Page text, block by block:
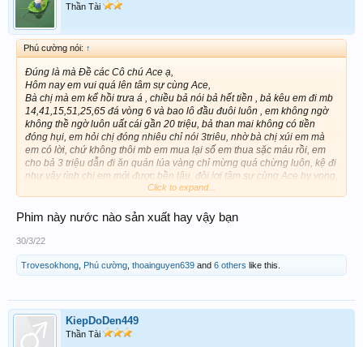
Thần Tài
Phú cường nói: ↑
Đúng là mà Đề các Cô chú Ace ạ,
Hôm nay em vui quá lên tâm sự cùng Ace,
Bà chị mà em kể hồi trưa á , chiều bả nói bả hết tiền , bả kêu em đi mb
14,41,15,51,25,65 đá vòng 6 và bao lô đầu đuôi luôn , em không ngờ
không thề ngờ luôn uất cái gần 20 triệu, bả than mai không có tiền
đóng hụi, em hỏi chị đóng nhiêu chỉ nói 3triêu, nhờ bà chị xúi em mà
em có lời, chứ không thôi mb em mua lại số em thua sặc máu rồi, em
cho bả 3 triệu dẫn đi ăn quán lúa vàng chỉ mừng quá chừng luôn, kệ đi
như vậy tình chị em mới được bền lâu, đôi lơi tâm sự cùng Ace hy vọng,
mai win tiếp em hứa cho bà chị 2 triệu đóng tiền học cho con chị liền,
hứa uy tín , chứ không có khu quẹt à nha
Click to expand...
Phim này nước nào sản xuất hay vậy bạn
30/3/22
Trovesokhong Phú cường thoainguyen639 and 6 others like this.
KiepDoDen449
Thần Tài